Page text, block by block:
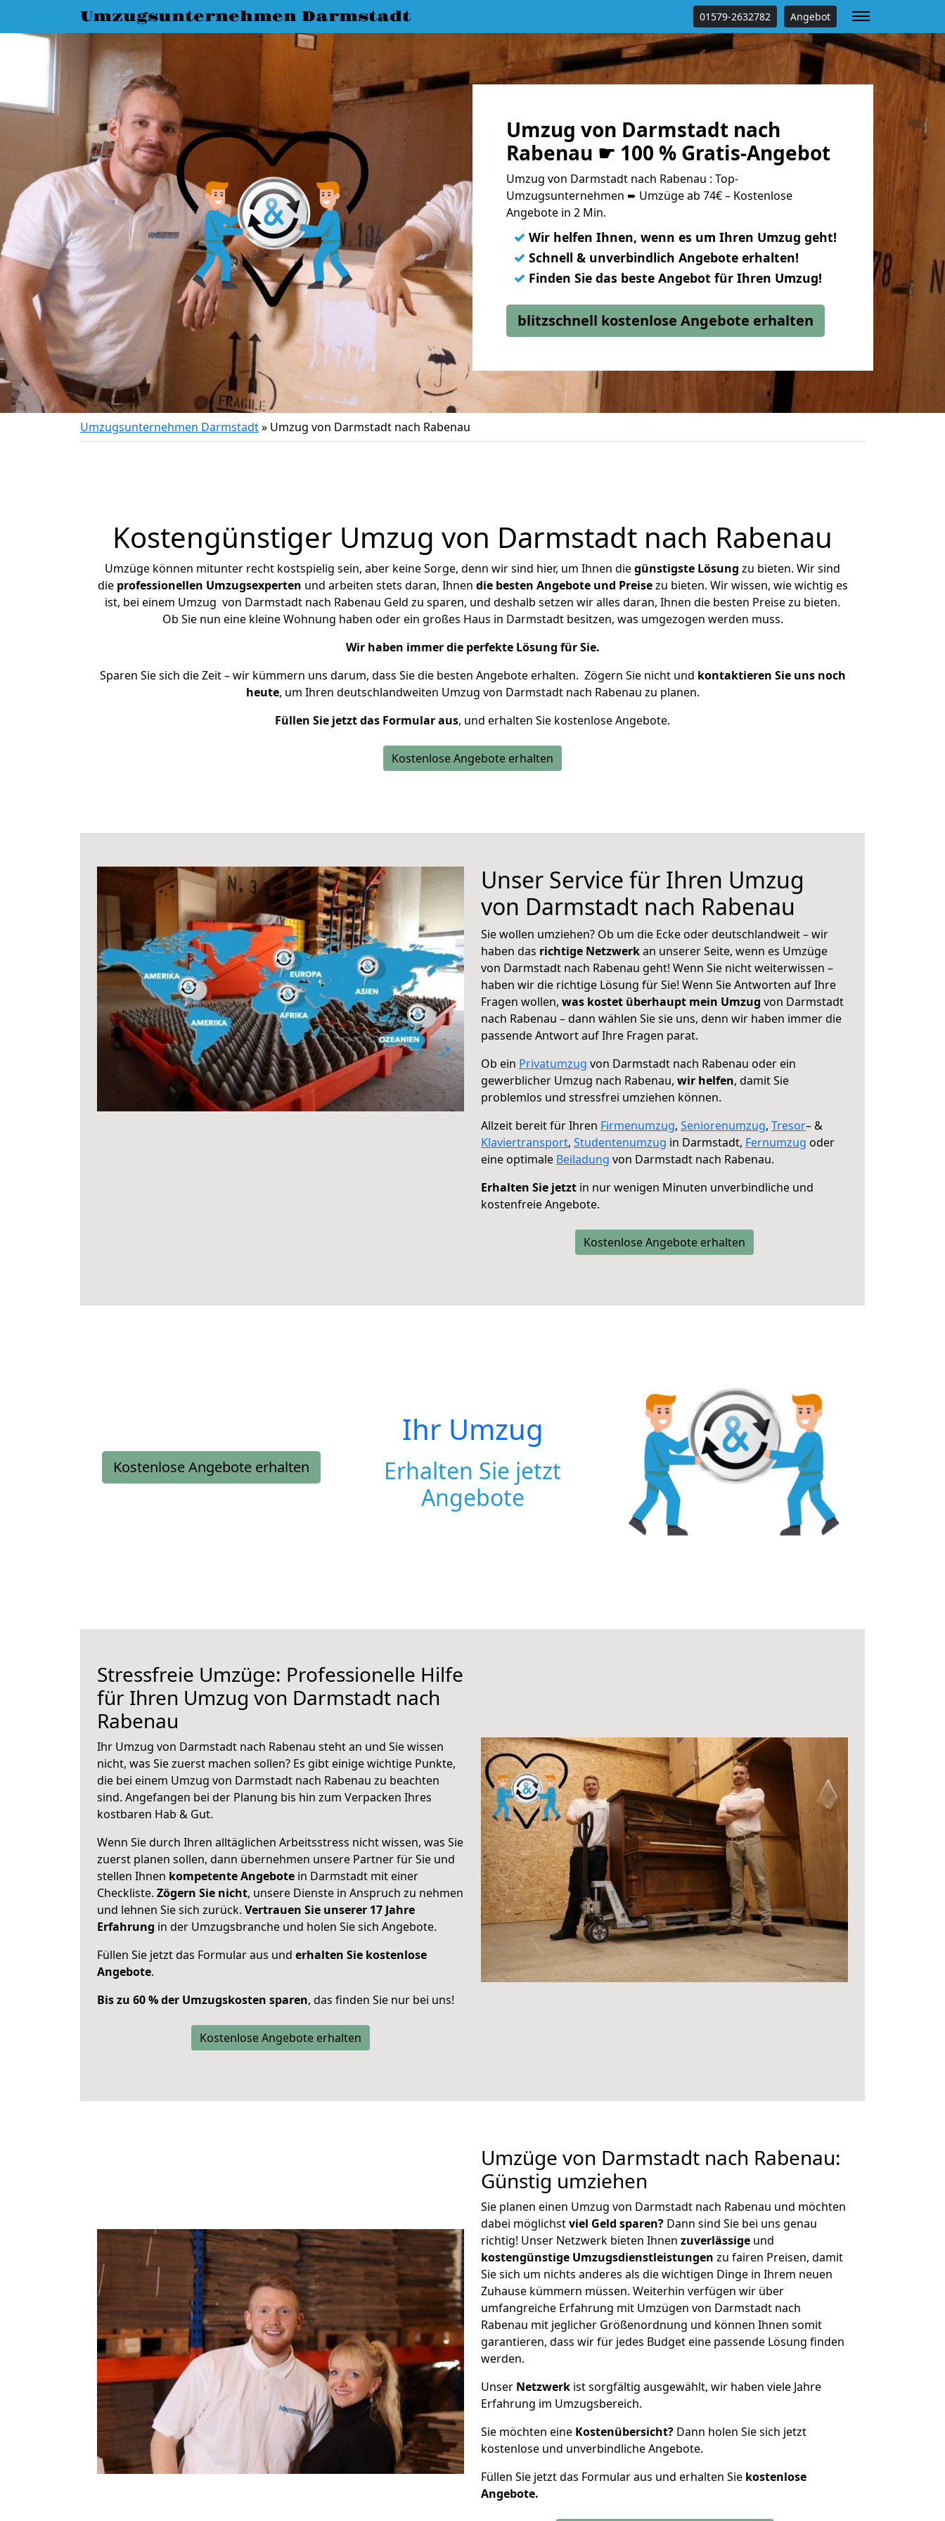
Umzugsunternehmen Darmstadt 01579-2632782 Angebot
Umzug von Darmstadt nach
Rabenau ☛ 100 % Gratis-Angebot
Umzug von Darmstadt nach Rabenau : Top-
Umzugsunternehmen ➨ Umzüge ab 74€ – Kostenlose
Angebote in 2 Min.
✓ Wir helfen Ihnen, wenn es um Ihren Umzug geht!
✓ Schnell & unverbindlich Angebote erhalten!
✓ Finden Sie das beste Angebot für Ihren Umzug!
blitzschnell kostenlose Angebote erhalten
Umzugsunternehmen Darmstadt» Umzug von Darmstadt nach Rabenau
Kostengünstiger Umzug von Darmstadt nach Rabenau
Umzüge können mitunter recht kostspielig sein, aber keine Sorge, denn wir sind hier, um Ihnen diegünstigste Lösung zu bieten. Wir sind
die professionellen Umzugsexperten und arbeiten stets daran, Ihnen die besten Angebote und Preisezu bieten. Wir wissen, wie wichtig es
ist, bei einem Umzug von Darmstadt nach Rabenau Geld zu sparen, und deshalb setzen wir alles daran, Ihnen die besten Preise zu bieten.
Ob Sie nun eine kleine Wohnung haben oder ein großes Haus in Darmstadt besitzen, was umgezogen werden muss.
Wir haben immer die perfekte Lösung für Sie.
Sparen Sie sich die Zeit – wir kümmern uns darum, dass Sie die besten Angebote erhalten. Zögern Sie nicht und kontaktieren Sie uns noch
heute, um Ihren deutschlandweiten Umzug von Darmstadt nach Rabenau zu planen.
Füllen Sie jetzt das Formular aus, und erhalten Sie kostenlose Angebote.
Kostenlose Angebote erhalten
Unser Service für Ihren Umzug
von Darmstadt nach Rabenau
Sie wollen umziehen? Ob um die Ecke oder deutschlandweit – wir
haben das richtige Netzwerkan unserer Seite, wenn es Umzüge
von Darmstadt nach Rabenau geht! Wenn Sie nicht weiterwissen –
haben wir die richtige Lösung für Sie! Wenn Sie Antworten auf Ihre
Fragen wollen, was kostet überhaupt mein Umzug von Darmstadt
nach Rabenau – dann wählen Sie sie uns, denn wir haben immer die
passende Antwort auf Ihre Fragen parat.
Ob ein Privatumzug von Darmstadt nach Rabenau oder ein
gewerblicher Umzug nach Rabenau, wir helfen, damit Sie
problemlos und stressfrei umziehen können.
Allzeit bereit für Ihren Firmenumzug, Seniorenumzug, Tresor– &
Klaviertransport, Studentenumzug in Darmstadt, Fernumzug oder
eine optimale Beiladung von Darmstadt nach Rabenau.
Erhalten Sie jetzt in nur wenigen Minuten unverbindliche und
kostenfreie Angebote.
Kostenlose Angebote erhalten
Kostenlose Angebote erhalten
Ihr Umzug
Erhalten Sie jetzt
Angebote
Stressfreie Umzüge: Professionelle Hilfe
für Ihren Umzug von Darmstadt nach
Rabenau
Ihr Umzug von Darmstadt nach Rabenau steht an und Sie wissen
nicht, was Sie zuerst machen sollen? Es gibt einige wichtige Punkte,
die bei einem Umzug von Darmstadt nach Rabenau zu beachten
sind. Angefangen bei der Planung bis hin zum Verpacken Ihres
kostbaren Hab & Gut.
Wenn Sie durch Ihren alltäglichen Arbeitsstress nicht wissen, was Sie
zuerst planen sollen, dann übernehmen unsere Partner für Sie und
stellen Ihnen kompetente Angebote in Darmstadt mit einer
Checkliste. Zögern Sie nicht, unsere Dienste in Anspruch zu nehmen
und lehnen Sie sich zurück. Vertrauen Sie unserer 17 Jahre
Erfahrung in der Umzugsbranche und holen Sie sich Angebote.
Füllen Sie jetzt das Formular aus und erhalten Sie kostenlose
Angebote.
Bis zu 60 % der Umzugskosten sparen, das finden Sie nur bei uns!
Kostenlose Angebote erhalten
Umzüge von Darmstadt nach Rabenau:
Günstig umziehen
Sie planen einen Umzug von Darmstadt nach Rabenau und möchten
dabei möglichstviel Geld sparen? Dann sind Sie bei uns genau
richtig! Unser Netzwerk bieten Ihnen zuverlässige und
kostengünstige Umzugsdienstleistungen zu fairen Preisen, damit
Sie sich um nichts anderes als die wichtigen Dinge in Ihrem neuen
Zuhause kümmern müssen. Weiterhin verfügen wir über
umfangreiche Erfahrung mit Umzügen von Darmstadt nach
Rabenau mit jeglicher Größenordnung und können Ihnen somit
garantieren, dass wir für jedes Budget eine passende Lösung finden
werden.
Unser Netzwerk ist sorgfältig ausgewählt, wir haben viele Jahre
Erfahrung im Umzugsbereich.
Sie möchten eine Kostenübersicht? Dann holen Sie sich jetzt
kostenlose und unverbindliche Angebote.
Füllen Sie jetzt das Formular aus und erhalten Sie kostenlose
Angebote.